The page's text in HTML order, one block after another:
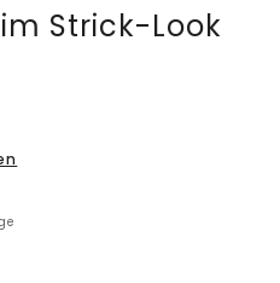
Strick-Look